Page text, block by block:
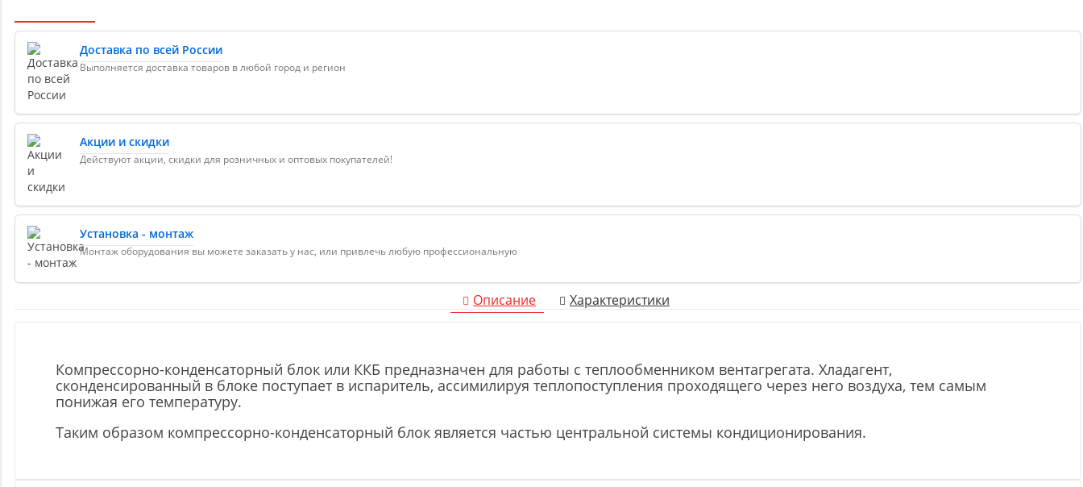
Доставка по всей России
Выполняется доставка товаров в любой город и регион
Акции и скидки
Действуют акции, скидки для розничных и оптовых покупателей!
Установка - монтаж
Монтаж оборудования вы можете заказать у нас, или привлечь любую профессиональную
Описание Характеристики
Компрессорно-конденсаторный блок или ККБ предназначен для работы с теплообменником вентагрегата. Хладагент,
сконденсированный в блоке поступает в испаритель, ассимилируя теплопоступления проходящего через него воздуха, тем самым
понижая его температуру.
Таким образом компрессорно-конденсаторный блок является частью центральной системы кондиционирования.